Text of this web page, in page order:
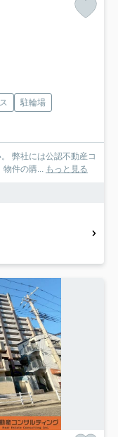
駐輪場
件の購...
もっと見る